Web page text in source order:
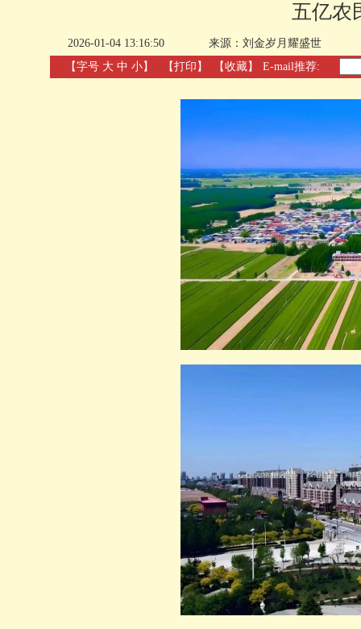
五亿农
2026-01-04 13:16:50
来源：刘金岁月耀盛世
【字号 大 中 小】 【打印 】 【收藏】 E-mail推荐: